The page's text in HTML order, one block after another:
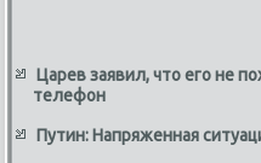
Царев заявил, что его не
телефон
Путин: Напряженная